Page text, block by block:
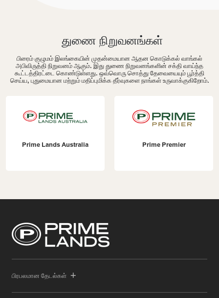
துணை நிறுவனங்கள்
பிரைம் குழுமம் இலங்கையின் முதன்மையான ஆதன கொடுக்கல் வாங்கல்
அபிவிருத்தி நிறுவனம் ஆகும். இது துணை நிறுவனங்களின் சக்தி வாய்ந்த
கூட்டத்திரட்டை கொண்டுள்ளது. ஒவ்வொரு சொத்து தேவையையும் பூர்த்தி
செய்ய, புதுமையான மற்றும் மதிப்புமிக்க தீர்வுகளை நாங்கள் உருவாக்குகிறோம்.
Prime Lands Australia Prime Premier
பிரபலமான தேடல்கள்